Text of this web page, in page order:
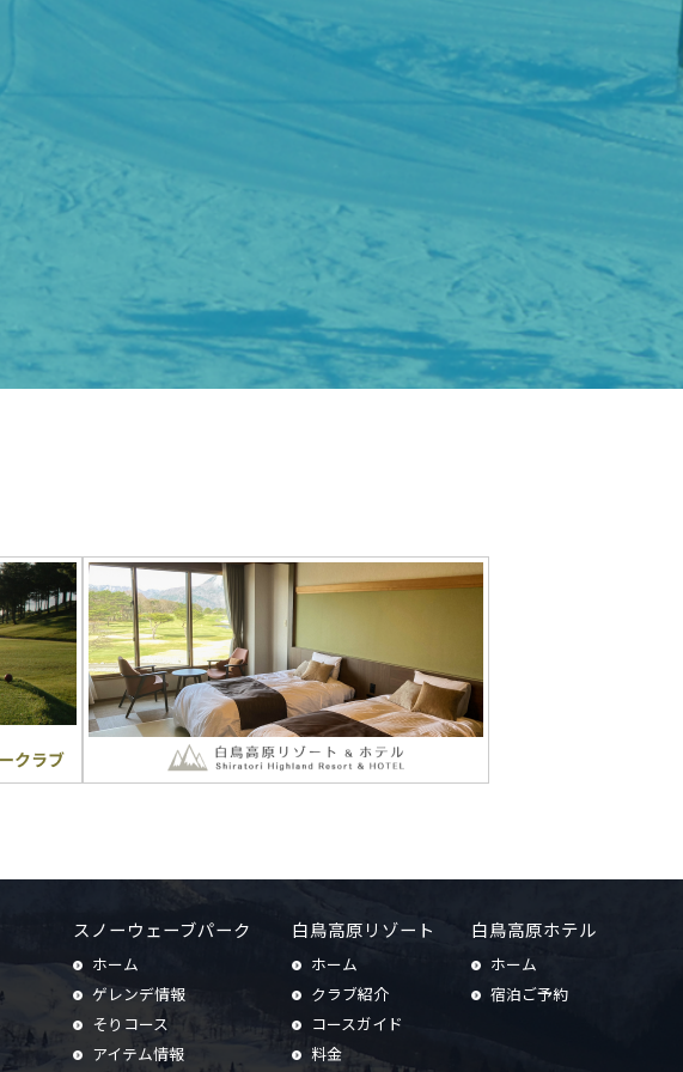
スノーウェーブパーク
ホーム
ゲレンデ情報
そりコース
アイテム情報
白鳥高原リゾート
ホーム
クラブ紹介
コースガイド
料金
白鳥高原ホテル
ホーム
宿泊ご予約